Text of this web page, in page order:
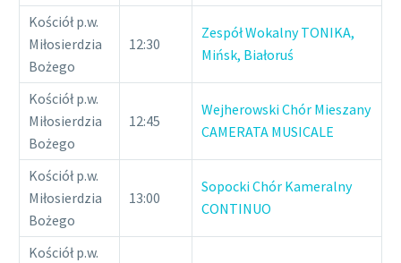
Kościół p.w.
Miłosierdzia
Bożego
12:30
Zespół Wokalny TONIKA,
Mińsk, Białoruś
Kościół p.w.
Miłosierdzia
Bożego
12:45
Wejherowski Chór Mieszany
CAMERATA MUSICALE
Kościół p.w.
Miłosierdzia
Bożego
13:00
Sopocki Chór Kameralny
CONTINUO
Kościół p.w.